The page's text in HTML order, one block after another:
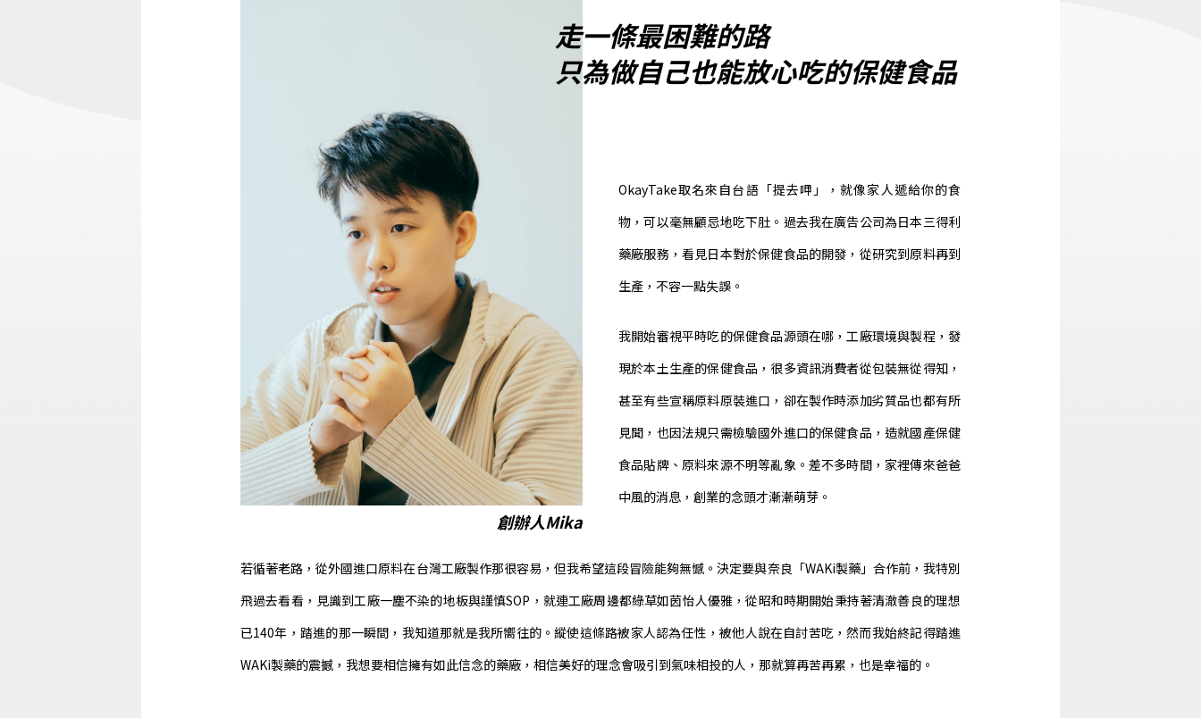
創辦人Mika
走一條最困難的路
只為做自己也能放心吃的保健食品
OkayTake取名來自台語「提去呷」，就像家人遞給你的食
物，可以毫無顧忌地吃下肚。過去我在廣告公司為日本三得利
藥廠服務，看見日本對於保健食品的開發，從研究到原料再到
生產，不容一點失誤。
我開始審視平時吃的保健食品源頭在哪，工廠環境與製程，發
現於本土生產的保健食品，很多資訊消費者從包裝無從得知，
甚至有些宣稱原料原裝進口，卻在製作時添加劣質品也都有所
見聞，也因法規只需檢驗國外進口的保健食品，造就國產保健
食品貼牌、原料來源不明等亂象。差不多時間，家裡傳來爸爸
中風的消息，創業的念頭才漸漸萌芽。
若循著老路，從外國進口原料在台灣工廠製作那很容易，但我希望這段冒險能夠無憾。決定要與奈良「WAKi製藥」合作前，我特別
飛過去看看，見識到工廠一塵不染的地板與謹慎SOP，就連工廠周邊都綠草如茵怡人優雅，從昭和時期開始秉持著清澈善良的理想
已140年，踏進的那一瞬間，我知道那就是我所嚮往的。縱使這條路被家人認為任性，被他人說在自討苦吃，然而我始終記得踏進
WAKi製藥的震撼，我想要相信擁有如此信念的藥廠，相信美好的理念會吸引到氣味相投的人，那就算再苦再累，也是幸福的。